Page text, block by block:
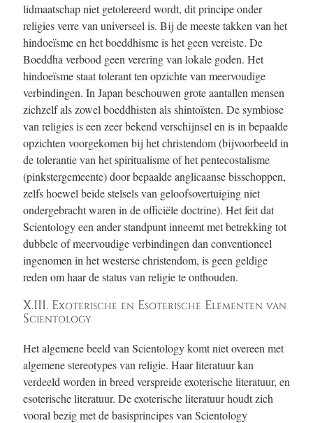
lidmaatschap niet getolereerd wordt, dit principe onder
religies verre van universeel is. Bij de meeste takken van het
hindoeïsme en het boeddhisme is het geen vereiste. De
Boeddha verbood geen verering van lokale goden. Het
hindoeïsme staat tolerant ten opzichte van meervoudige
verbindingen. In Japan beschouwen grote aantallen mensen
zichzelf als zowel boeddhisten als shintoïsten. De symbiose
van religies is een zeer bekend verschijnsel en is in bepaalde
opzichten voorgekomen bij het christendom (bijvoorbeeld in
de tolerantie van het spiritualisme of het pentecostalisme
(pinkstergemeente) door bepaalde anglicaanse bisschoppen,
zelfs hoewel beide stelsels van geloofsovertuiging niet
ondergebracht waren in de officiële doctrine). Het feit dat
Scientology een ander standpunt inneemt met betrekking tot
dubbele of meervoudige verbindingen dan conventioneel
ingenomen in het westerse christendom, is geen geldige
reden om haar de status van religie te onthouden.
X.III. Exoterische en Esoterische Elementen van
Scientology
Het algemene beeld van Scientology komt niet overeen met
algemene stereotypes van religie. Haar literatuur kan
verdeeld worden in breed verspreide exoterische literatuur, en
esoterische literatuur. De exoterische literatuur houdt zich
vooral bezig met de basisprincipes van Scientology